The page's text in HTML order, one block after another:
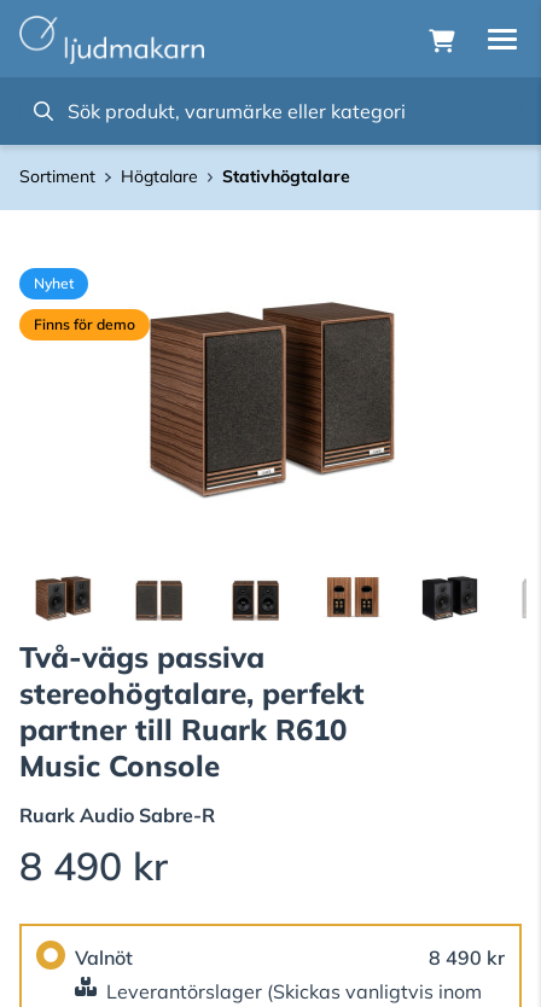
Sortiment Högtalare Stativhögtalare
Nyhet
Finns för demo
Två-vägs passiva
stereohögtalare, perfekt
partner till Ruark R610
Music Console
Ruark Audio Sabre-R
8 490 kr
Valnöt
8 490 kr
Leverantörslager (Skickas vanligtvis inom